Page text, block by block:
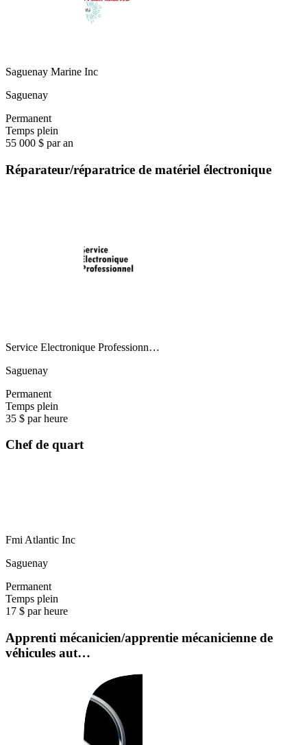
Saguenay Marine Inc
Saguenay
Permanent
Temps plein
55 000 $ par an
Réparateur/réparatrice de matériel électronique
Service Electronique Professionn…
Saguenay
Permanent
Temps plein
35 $ par heure
Chef de quart
Fmi Atlantic Inc
Saguenay
Permanent
Temps plein
17 $ par heure
Apprenti mécanicien/apprentie mécanicienne de
véhicules aut…